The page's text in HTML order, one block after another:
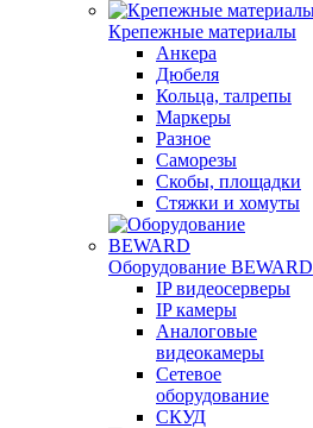
Крепежные материалы
Анкера
Дюбеля
Кольца, талрепы
Маркеры
Разное
Саморезы
Скобы, площадки
Стяжки и хомуты
Оборудование BEWARD
IP видеосерверы
IP камеры
Аналоговые
видеокамеры
Сетевое
оборудование
СКУД